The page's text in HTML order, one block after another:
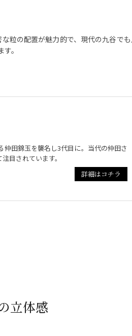
粒の配置が魅力的で、現代の九谷で
。
田錦玉を襲名し3代目に。当代の仲田さ
目されています。
詳細はコチラ
立体感